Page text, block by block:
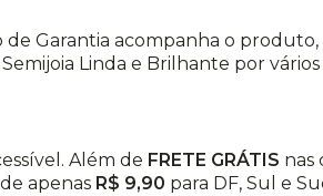
Garantia acompanha o
Linda e Brilhante por vários
Além de FRETE GRÁTIS nas
de apenas R$ 9,90 para DF, Sul e